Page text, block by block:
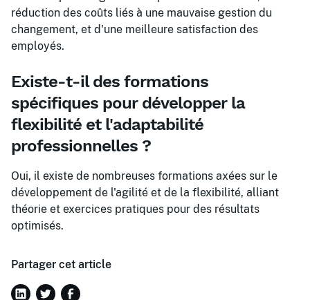
réduction des coûts liés à une mauvaise gestion du
changement, et d'une meilleure satisfaction des
employés.
Existe-t-il des formations
spécifiques pour développer la
flexibilité et l'adaptabilité
professionnelles ?
Oui, il existe de nombreuses formations axées sur le
développement de l'agilité et de la flexibilité, alliant
théorie et exercices pratiques pour des résultats
optimisés.
Partager cet article